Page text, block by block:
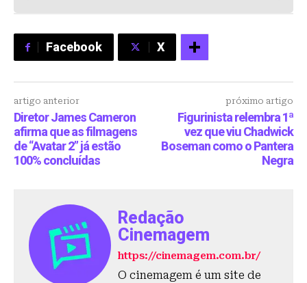
Facebook X
artigo anterior
Diretor James Cameron
afirma que as filmagens
de “Avatar 2” já estão
100% concluídas
próximo artigo
Figurinista relembra 1ª
vez que viu Chadwick
Boseman como o Pantera
Negra
Redação
Cinemagem
https://cinemagem.com.br/
O cinemagem é um site de